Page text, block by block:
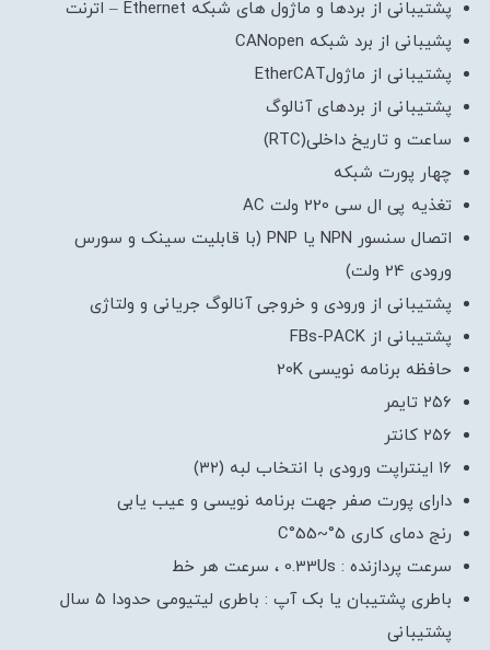
پشتیبانی از بردها و ماژول های شبکه Ethernet – اترنت
پشیبانی از برد شبکه CANopen
پشتیبانی از ماژولEtherCAT
پشتیبانی از بردهای آنالوگ
ساعت و تاریخ داخلی(RTC)
چهار پورت شبکه
تغذیه پی ال سی 220 ولت AC
اتصال سنسور NPN یا PNP (با قابلیت سینک و سورس
ورودی 24 ولت)
پشتیبانی از ورودی و خروجی آنالوگ جریانی و ولتاژی
پشتیبانی از FBs-PACK
حافظه برنامه نویسی 20K
۲۵۶ تایمر
۲۵۶ کانتر
۱۶ اینتراپت ورودی با انتخاب لبه (۳۲)
دارای پورت صفر جهت برنامه نویسی و عیب یابی
رنج دمای کاری 5°~55°C
سرعت پردازنده : 0.33Us ، سرعت هر خط
باطری پشتیبان یا بک آپ : باطری لیتیومی حدودا ۵ سال
پشتیبانی